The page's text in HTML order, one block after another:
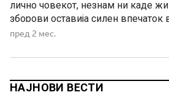
лично човекот, незнам ни каде
зборови оставија силен
затоа чувствувам потреба да ја
разлика на нивната вера,
пред 2 мес.
НАЈНОВИ ВЕСТИ